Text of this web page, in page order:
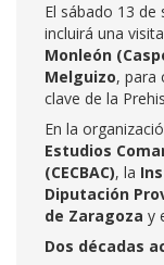
El sábado 13
incluirá una
Monleón
Melguizo, para
clave de la
En la
Estudios
(CECBAC), la
Diputación
de Zaragoza y
Dos décadas